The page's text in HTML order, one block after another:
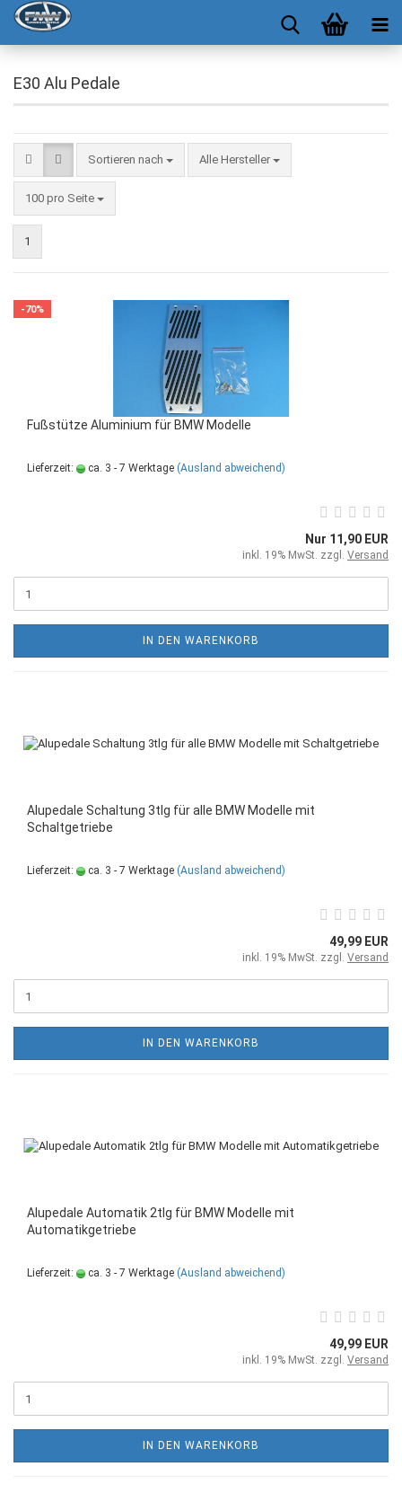
E30 Alu Pedale
Sortieren nach Alle Hersteller
100 pro Seite
1
-70%
Fußstütze Aluminium für BMW Modelle
Lieferzeit: ca. 3 - 7 Werktage (Ausland abweichend)
Nur 11,90 EUR
inkl. 19% MwSt. zzgl. Versand
IN DEN WARENKORB
Alupedale Schaltung 3tlg für alle BMW Modelle mit
Schaltgetriebe
Lieferzeit: ca. 3 - 7 Werktage (Ausland abweichend)
49,99 EUR
inkl. 19% MwSt. zzgl. Versand
IN DEN WARENKORB
Alupedale Automatik 2tlg für BMW Modelle mit
Automatikgetriebe
Lieferzeit: ca. 3 - 7 Werktage (Ausland abweichend)
49,99 EUR
inkl. 19% MwSt. zzgl. Versand
IN DEN WARENKORB